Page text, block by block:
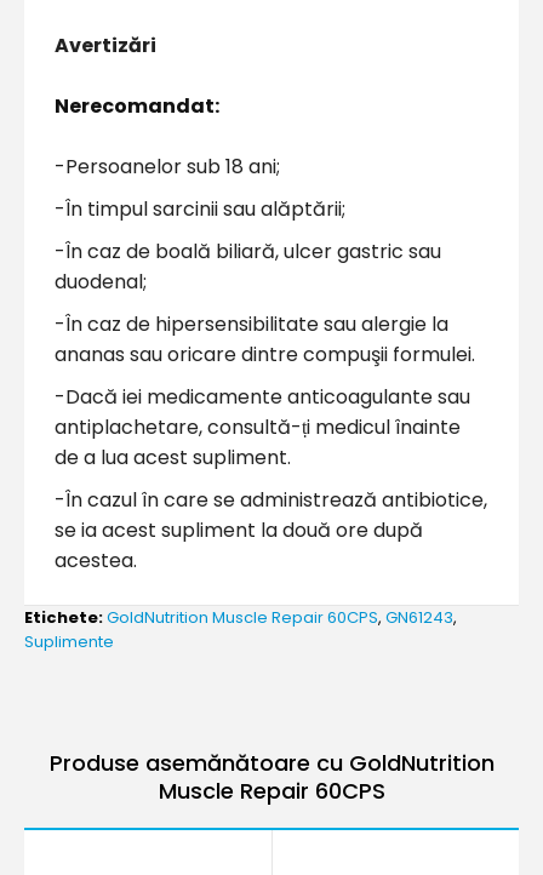
Avertizări
Nerecomandat:
-Persoanelor sub 18 ani;
-În timpul sarcinii sau alăptării;
-În caz de boală biliară, ulcer gastric sau
duodenal;
-În caz de hipersensibilitate sau alergie la
ananas sau oricare dintre compuşii formulei.
-Dacă iei medicamente anticoagulante sau
antiplachetare, consultă-ṭi medicul înainte
de a lua acest supliment.
-În cazul în care se administrează antibiotice,
se ia acest supliment la două ore după
acestea.
Etichete:GoldNutrition Muscle Repair 60CPS, GN61243,
Suplimente
Produse asemănătoare cu GoldNutrition
Muscle Repair 60CPS